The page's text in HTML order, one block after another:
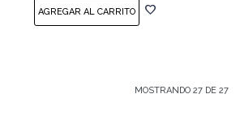
MOSTRANDO 27 DE 27